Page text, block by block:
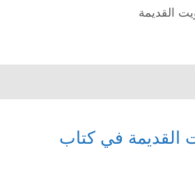
القديمة
القديمة في كتاب